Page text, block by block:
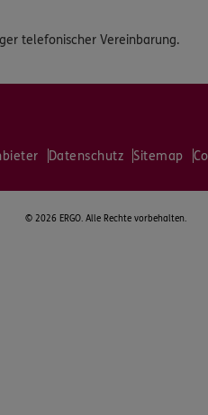
telefonischer Vereinbarung.
Datenschutz Sitemap
© 2026 ERGO. Alle Rechte vorbehalten.